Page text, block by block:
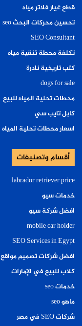
قطع غيار فلاتر مياه
تحسين محركات البحث seo
SEO Consultant
تكلفة محطة تنقية مياه
كتب تاريخية نادرة
dogs for sale
محطات تحلية المياه للبيع
كابل تايب سي
اسعار محطات تحلية المياه
أقسام وتصنيفات
labrador retriever price
خدمات سيو
افضل شركة سيو
mobile car holder
SEO Services in Egypt
افضل شركات تصميم مواقع
كلاب للبيع في الإمارات
خدمات seo
ماهو seo
شركات SEO في مصر